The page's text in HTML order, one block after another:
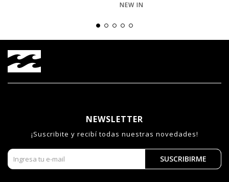
NEW IN
NEWSLETTER
¡Suscribite y recibí todas nuestras novedades!
SUSCRIBIRME